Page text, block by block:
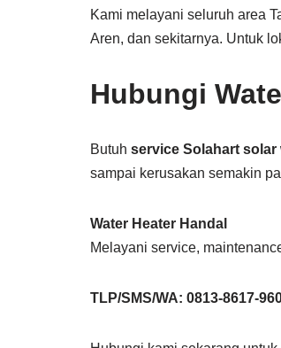
Kami melayani seluruh area
Aren, dan sekitarnya. Untuk
Hubungi
Butuh service Solahart solar
sampai kerusakan semakin
Water Heater Handal
Melayani service,
TLP/SMS/WA: 0813-8617-